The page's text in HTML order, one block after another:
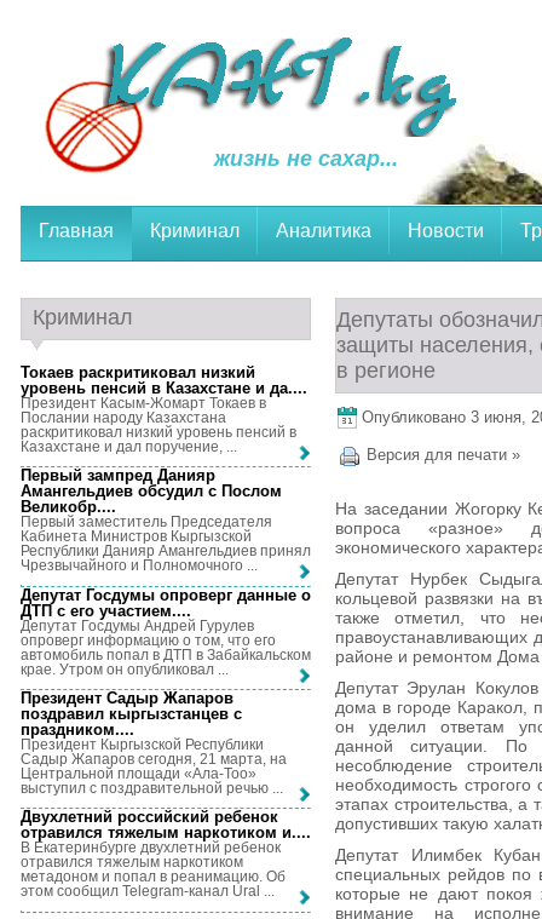
жизнь не сахар...
Главная Криминал Аналитика Новости
Депутаты
защиты населения,
в регионе
Опубликовано 3 июня,
Версия для печати »
На заседании Жогорку
вопроса «разное»
экономического
Депутат Нурбек
кольцевой развязки на
также отметил, что
правоустанавливающих
районе и ремонтом
Депутат Эрулан
дома в городе Каракол,
он уделил ответам
данной ситуации. По
несоблюдение
необходимость
этапах строительства, а
допустивших такую
Депутат Илимбек
специальных рейдов
которые не дают
внимание на
Криминал
Токаев раскритиковал низкий
уровень пенсий в Казахстане и да....
Президент Касым-Жомарт Токаев в
Послании народу Казахстана
раскритиковал низкий уровень пенсий в
Казахстане и дал поручение, ...
Первый зампред Данияр
Амангельдиев обсудил с Послом
Великобр....
Первый заместитель Председателя
Кабинета Министров Кыргызской
Республики Данияр Амангельдиев принял
Чрезвычайного и Полномочного ...
Депутат Госдумы опроверг данные о
ДТП с его участием....
Депутат Госдумы Андрей Гурулев
опроверг информацию о том, что его
автомобиль попал в ДТП в Забайкальском
крае. Утром он опубликовал ...
Президент Садыр Жапаров
поздравил кыргызстанцев с
праздником....
Президент Кыргызской Республики
Садыр Жапаров сегодня, 21 марта, на
Центральной площади «Ала-Тоо»
выступил с поздравительной речью ...
Двухлетний российский ребенок
отравился тяжелым наркотиком и....
В Екатеринбурге двухлетний ребенок
отравился тяжелым наркотиком
метадоном и попал в реанимацию. Об
этом сообщил Telegram-канал Ural ...